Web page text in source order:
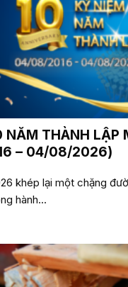
NĂM THÀNH LẬP
– 04/08/2026)
khép lại một chặng
hành...